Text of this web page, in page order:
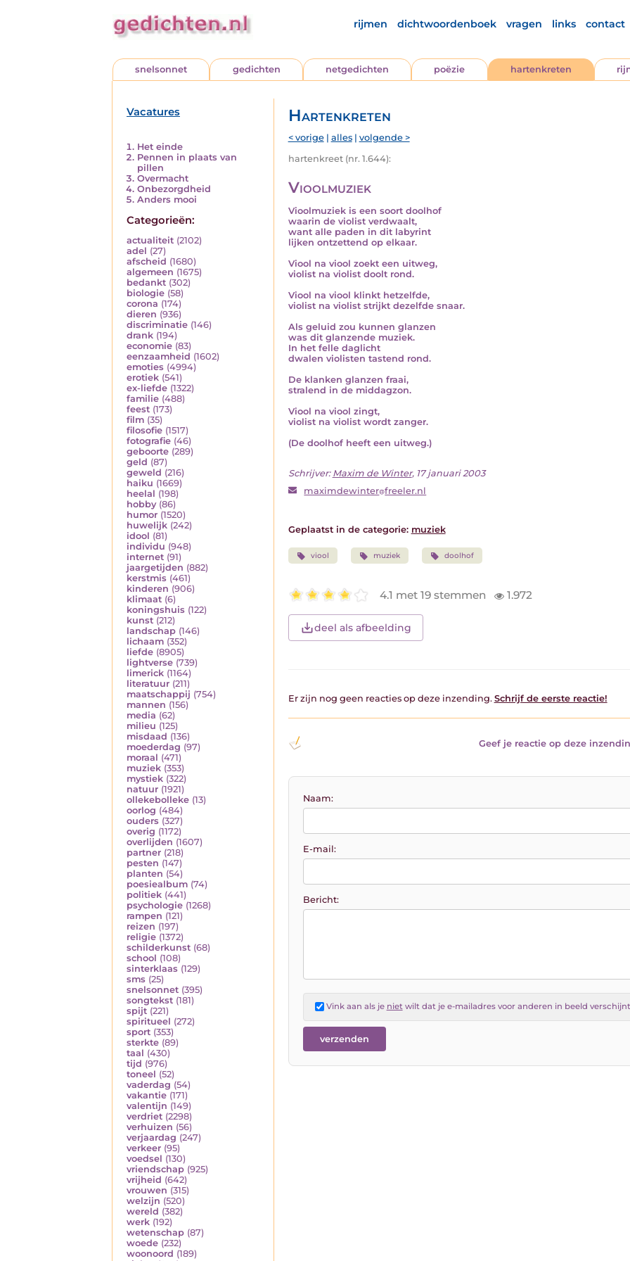
rijmen dichtwoordenboek vragen links contact
snelsonnet gedichten netgedichten poëzie hartenkreten
Vacatures
Het einde
Pennen in plaats van
pillen
Overmacht
Onbezorgdheid
Anders mooi
Categorieën:
actualiteit (2102)
adel (27)
afscheid (1680)
algemeen (1675)
bedankt (302)
biologie (58)
corona (174)
dieren (936)
discriminatie (146)
drank (194)
economie (83)
eenzaamheid (1602)
emoties (4994)
erotiek (541)
ex-liefde (1322)
familie (488)
feest (173)
film (35)
filosofie (1517)
fotografie (46)
geboorte (289)
geld (87)
geweld (216)
haiku (1669)
heelal (198)
hobby (86)
humor (1520)
huwelijk (242)
idool (81)
individu (948)
internet (91)
jaargetijden (882)
kerstmis (461)
kinderen (906)
klimaat (6)
koningshuis (122)
kunst (212)
landschap (146)
lichaam (352)
liefde (8905)
lightverse (739)
limerick (1164)
literatuur (211)
maatschappij (754)
mannen (156)
media (62)
milieu (125)
misdaad (136)
moederdag (97)
moraal (471)
muziek (353)
mystiek (322)
natuur (1921)
ollekebolleke (13)
oorlog (484)
ouders (327)
overig (1172)
overlijden (1607)
partner (218)
pesten (147)
planten (54)
poesiealbum (74)
politiek (441)
psychologie (1268)
rampen (121)
reizen (197)
religie (1372)
schilderkunst (68)
school (108)
sinterklaas (129)
sms (25)
snelsonnet (395)
songtekst (181)
spijt (221)
spiritueel (272)
sport (353)
sterkte (89)
taal (430)
tijd (976)
toneel (52)
vaderdag (54)
vakantie (171)
valentijn (149)
verdriet (2298)
verhuizen (56)
verjaardag (247)
verkeer (95)
voedsel (130)
vriendschap (925)
vrijheid (642)
vrouwen (315)
welzijn (520)
wereld (382)
werk (192)
wetenschap (87)
woede (232)
woonoord (189)
Hartenkreten
< vorige| alles| volgende >
hartenkreet (nr. 1.644):
Vioolmuziek
Vioolmuziek is een soort doolhof
waarin de violist verdwaalt,
want alle paden in dit labyrint
lijken ontzettend op elkaar.
Viool na viool zoekt een uitweg,
violist na violist doolt rond.
Viool na viool klinkt hetzelfde,
violist na violist strijkt dezelfde snaar.
Als geluid zou kunnen glanzen
was dit glanzende muziek.
In het felle daglicht
dwalen violisten tastend rond.
De klanken glanzen fraai,
stralend in de middagzon.
Viool na viool zingt,
violist na violist wordt zanger.
(De doolhof heeft een uitweg.)
Schrijver: Maxim de Winter, 17 januari 2003
maximdewinter freeler.nl
Geplaatst in de categorie: muziek
viool muziek doolhof
4.1 met 19 stemmen 1.972
deel als afbeelding
Er zijn nog geen reacties op deze inzending. Schrijf de eerste reactie!
Geef je reactie op deze
Naam:
E-mail:
Bericht:
Vink aan als je nietwilt dat je e-mailadres voor anderen in beeld verschijnt